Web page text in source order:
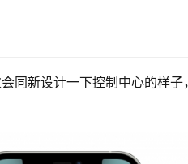
同新设计一下控制中心的样子